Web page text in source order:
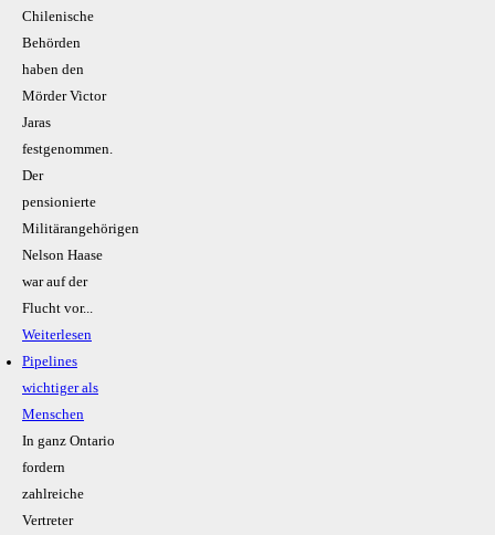
Chilenische
Behörden
haben den
Mörder Victor
Jaras
festgenommen.
Der
pensionierte
Militärangehörigen
Nelson Haase
war auf der
Flucht vor...
Weiterlesen
Pipelines
wichtiger als
Menschen
In ganz Ontario
fordern
zahlreiche
Vertreter